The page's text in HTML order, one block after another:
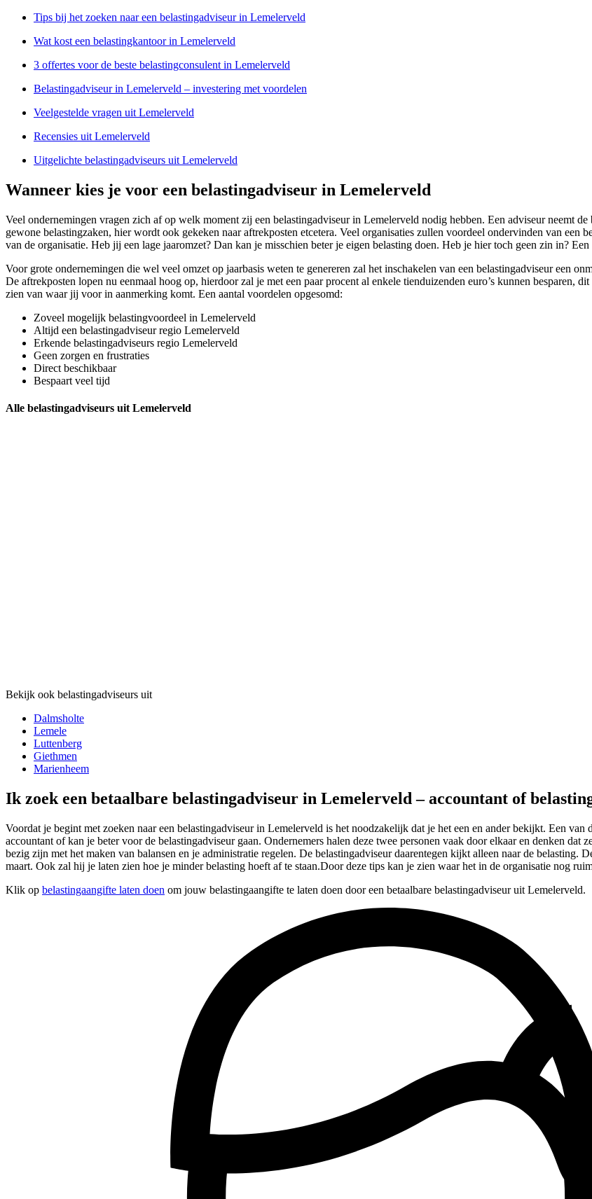
Tips bij het zoeken naar een belastingadviseur in Lemelerveld
Wat kost een belastingkantoor in Lemelerveld
3 offertes voor de beste belastingconsulent in Lemelerveld
Belastingadviseur in Lemelerveld – investering met voordelen
Veelgestelde vragen uit Lemelerveld
Recensies uit Lemelerveld
Uitgelichte belastingadviseurs uit Lemelerveld
Wanneer kies je voor een belastingadviseur in Lemelerveld
Veel ondernemingen vragen zich af op welk moment zij een belastingadviseur in Lemelerveld nodig hebben. Een adviseur neemt
gewone belastingzaken, hier wordt ook gekeken naar aftrekposten etcetera. Veel organisaties zullen voordeel ondervinden van
van de organisatie. Heb jij een lage jaaromzet? Dan kan je misschien beter je eigen belasting doen. Heb je hier toch geen zin in?
Voor grote ondernemingen die wel veel omzet op jaarbasis weten te genereren zal het inschakelen van een belastingadviseur een
De aftrekposten lopen nu eenmaal hoog op, hierdoor zal je met een paar procent al enkele tienduizenden euro’s kunnen besparen,
zien van waar jij voor in aanmerking komt. Een aantal voordelen opgesomd:
Zoveel mogelijk belastingvoordeel in Lemelerveld
Altijd een belastingadviseur regio Lemelerveld
Erkende belastingadviseurs regio Lemelerveld
Geen zorgen en frustraties
Direct beschikbaar
Bespaart veel tijd
Alle belastingadviseurs uit Lemelerveld
Bekijk ook belastingadviseurs uit
Dalmsholte
Lemele
Luttenberg
Giethmen
Marienheem
Ik zoek een betaalbare belastingadviseur in Lemelerveld – accountant of
Voordat je begint met zoeken naar een belastingadviseur in Lemelerveld is het noodzakelijk dat je het een en ander bekijkt. Een van
accountant of kan je beter voor de belastingadviseur gaan. Ondernemers halen deze twee personen vaak door elkaar en denken
bezig zijn met het maken van balansen en je administratie regelen. De belastingadviseur daarentegen kijkt alleen naar de belasting.
maart. Ook zal hij je laten zien hoe je minder belasting hoeft af te staan.Door deze tips kan je zien waar het in de organisatie nog
Klik op belastingaangifte laten doen om jouw belastingaangifte te laten doen door een betaalbare belastingadviseur uit Lemelerveld.